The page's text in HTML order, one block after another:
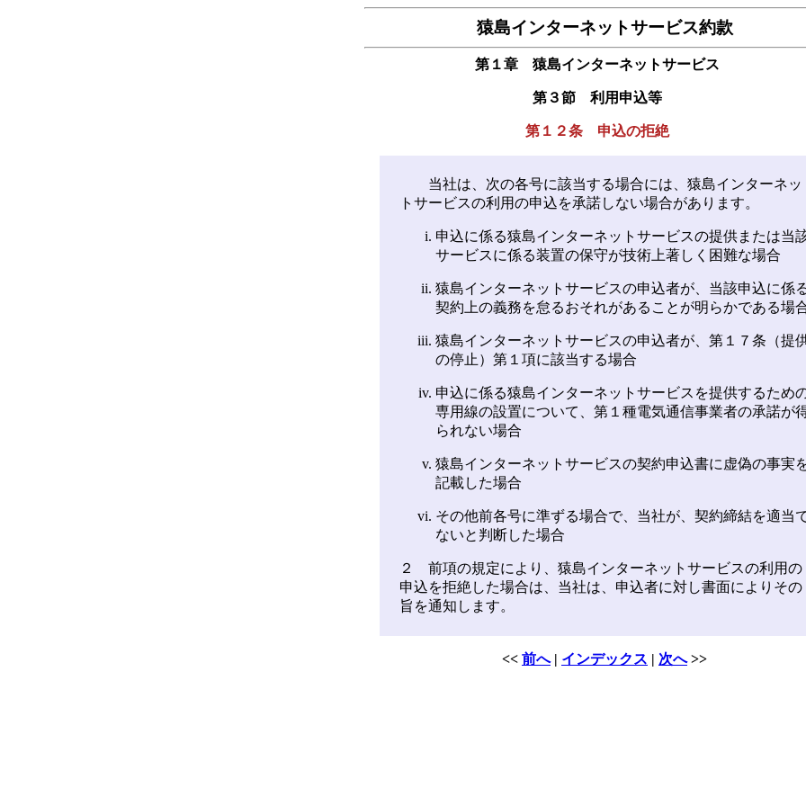
猿島インターネットサービス約款
第１章 猿島インターネットサービス
第３節 利用申込等
第１２条 申込の拒絶
当社は、次の各号に該当する場合には、猿島インターネッ
トサービスの利用の申込を承諾しない場合があります。
申込に係る猿島インターネットサービスの提供または当
サービスに係る装置の保守が技術上著しく困難な場合
猿島インターネットサービスの申込者が、当該申込に係
契約上の義務を怠るおそれがあることが明らかである場
猿島インターネットサービスの申込者が、第１７条（提
の停止）第１項に該当する場合
申込に係る猿島インターネットサービスを提供するため
専用線の設置について、第１種電気通信事業者の承諾が
られない場合
猿島インターネットサービスの契約申込書に虚偽の事実
記載した場合
その他前各号に準ずる場合で、当社が、契約締結を適当
ないと判断した場合
２ 前項の規定により、猿島インターネットサービスの利用の
申込を拒絶した場合は、当社は、申込者に対し書面によりその
旨を通知します。
<< 前へ| インデックス | 次へ>>